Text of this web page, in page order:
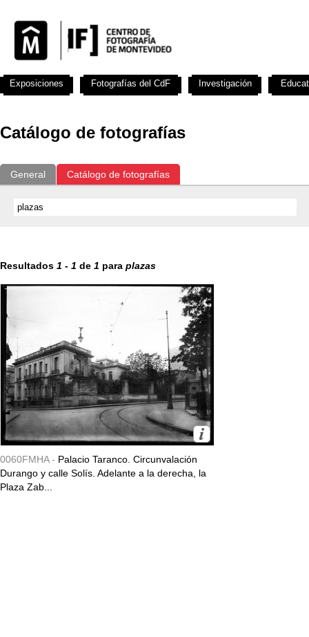
Catálogo de fotografías
General Catálogo de fotografías
Resultados 1 - 1 de 1 para plazas
0060FMHA - Palacio Taranco. Circunvalación
Durango y calle Solís. Adelante a la derecha, la
Plaza Zab...
Exposiciones Fotografías del CdF Investigación